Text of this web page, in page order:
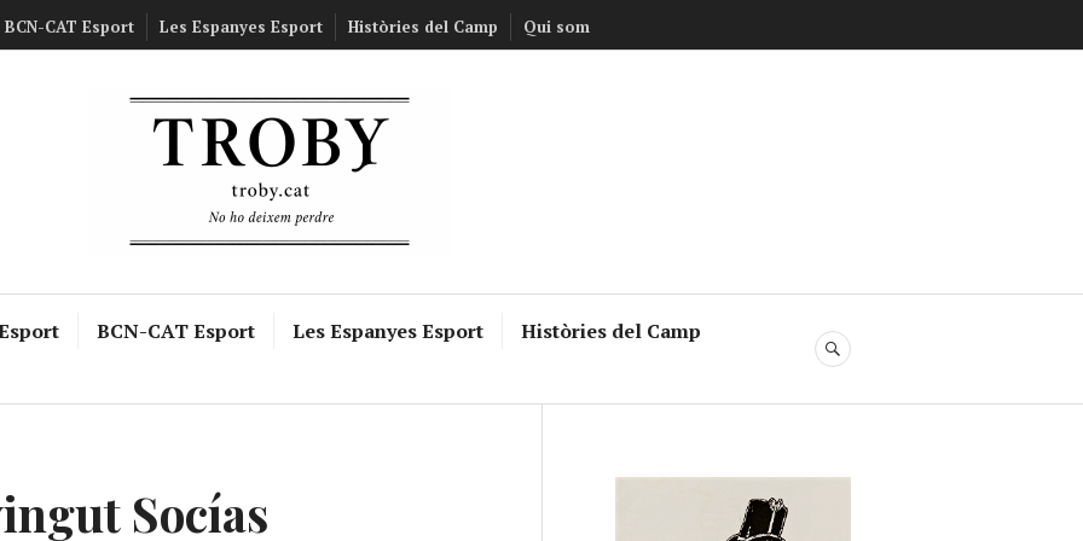
BCN-CAT Esport Les Espanyes Esport Històries del Camp Qui som
BCN-CAT Esport Les Espanyes Esport
Històries del Camp
SEARCH
Socías